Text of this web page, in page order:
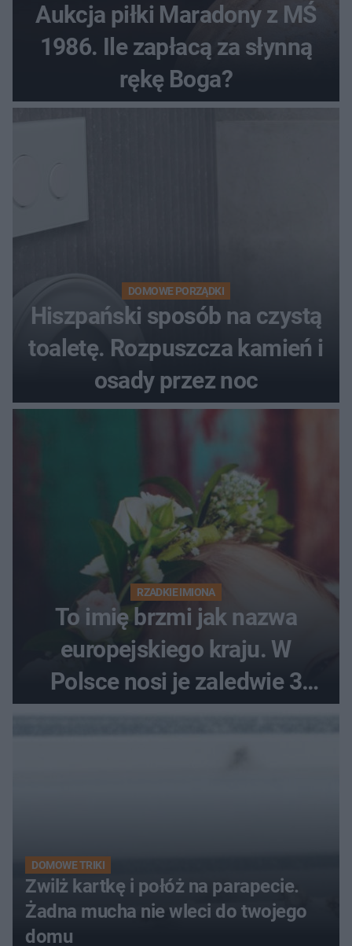
Aukcja piłki Maradony z MŚ
1986. Ile zapłacą za słynną
rękę Boga?
DOMOWE PORZĄDKI
Hiszpański sposób na czystą
toaletę. Rozpuszcza kamień i
osady przez noc
RZADKIE IMIONA
To imię brzmi jak nazwa
europejskiego kraju. W
Polsce nosi je zaledwie 3
DOMOWE TRIKI
Zwilż kartkę i połóż na parapecie.
Żadna mucha nie wleci do twojego
domu